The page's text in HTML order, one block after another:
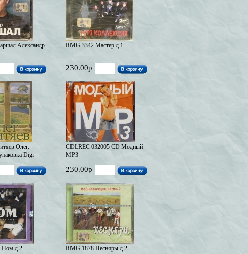
Александр RMG 3342 Мастер д.1
230.00р
Олег.
Digi
CDLREC 032005 CD Модный
MP3
230.00р
Ном д.2 RMG 1878 Песняры д.2